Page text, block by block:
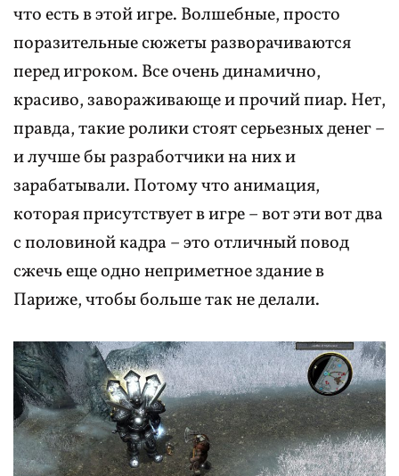
что есть в этой игре. Волшебные, просто
поразительные сюжеты разворачиваются
перед игроком. Все очень динамично,
красиво, завораживающе и прочий пиар. Нет,
правда, такие ролики стоят серьезных денег –
и лучше бы разработчики на них и
зарабатывали. Потому что анимация,
которая присутствует в игре – вот эти вот два
с половиной кадра – это отличный повод
сжечь еще одно неприметное здание в
Париже, чтобы больше так не делали.